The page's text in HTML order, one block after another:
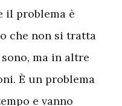
il problema è
che non si tratta
ma in altre
È un problema
e vanno